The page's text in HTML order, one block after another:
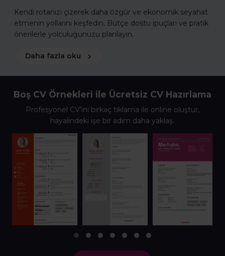
Kendi rotanızı çizerek daha özgür ve ekonomik seyahat
etmenin yollarını keşfedin. Bütçe dostu ipuçları ve pratik
önerilerle yolculuğunuzu planlayın.
Daha fazla oku
Boş CV Örnekleri ile Ücretsiz CV Hazırlama
Profesyonel CV’ini birkaç tıklama ile online oluştur,
hayalindeki işe bir adım daha yaklaş.